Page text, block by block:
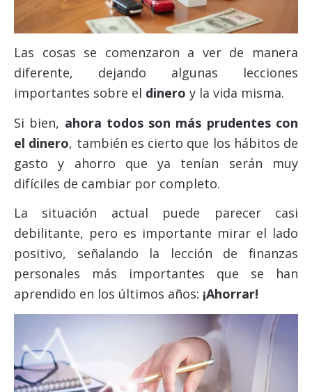
Las cosas se comenzaron a ver de manera
diferente, dejando algunas lecciones
importantes sobre el dinero y la vida misma.
Si bien, ahora todos son más prudentes con
el dinero, también es cierto que los hábitos de
gasto y ahorro que ya tenían serán muy
difíciles de cambiar por completo.
La situación actual puede parecer casi
debilitante, pero es importante mirar el lado
positivo, señalando la lección de finanzas
personales más importantes que se han
aprendido en los últimos años: ¡Ahorrar!